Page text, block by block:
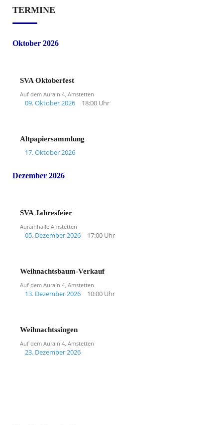
TERMINE
Oktober 2026
SVA Oktoberfest
Auf dem Aurain 4, Amstetten
09. Oktober 2026 18:00 Uhr
Altpapiersammlung
17. Oktober 2026
Dezember 2026
SVA Jahresfeier
Aurainhalle Amstetten
05. Dezember 2026 17:00 Uhr
Weihnachtsbaum-Verkauf
Auf dem Aurain 4, Amstetten
13. Dezember 2026 10:00 Uhr
Weihnachtssingen
Auf dem Aurain 4, Amstetten
23. Dezember 2026